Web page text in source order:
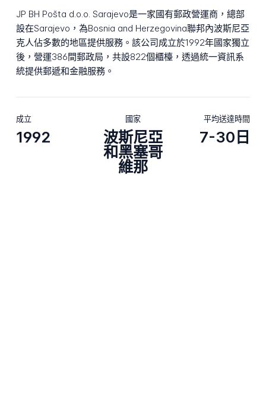
JP BH Pošta d.o.o. Sarajevo是一家國有郵政營運商，總部
設在Sarajevo，為Bosnia and Herzegovina聯邦內波斯尼亞
克人佔多數的地區提供服務。該公司成立於1992年國家獨立
後，營運386間郵政局，共設822個櫃檯，透過統一資訊系
統提供郵遞和金融服務。
成立
1992
國家
波斯尼亞
和黑塞哥
維那
平均送達時間
7-30日